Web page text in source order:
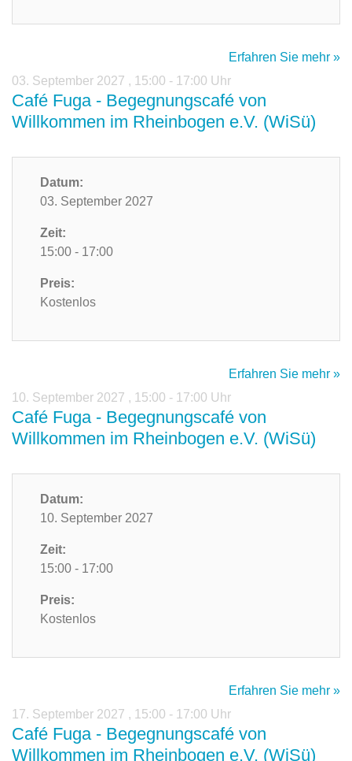
Erfahren Sie mehr »
03. September 2027 , 15:00 - 17:00 Uhr
Café Fuga - Begegnungscafé von
Willkommen im Rheinbogen e.V. (WiSü)
Datum:
03. September 2027
Zeit:
15:00 - 17:00
Preis:
Kostenlos
Erfahren Sie mehr »
10. September 2027 , 15:00 - 17:00 Uhr
Café Fuga - Begegnungscafé von
Willkommen im Rheinbogen e.V. (WiSü)
Datum:
10. September 2027
Zeit:
15:00 - 17:00
Preis:
Kostenlos
Erfahren Sie mehr »
17. September 2027 , 15:00 - 17:00 Uhr
Café Fuga - Begegnungscafé von
Willkommen im Rheinbogen e.V. (WiSü)